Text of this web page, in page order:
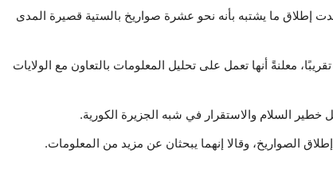
إطلاق ما يشتبه بأنه نحو عشرة صواريخ بالستية قصيرة المدى
حلقت مسافة 350 كيلومترًا تقريبًا، معلنةً أنها تعمل على تحليل المعلومات بالتعاون مع الولايات
السلام والاستقرار في شبه الجزيرة الكورية.
الصواريخ، وقالا إنهما يبحثان عن مزيد من المعلومات.